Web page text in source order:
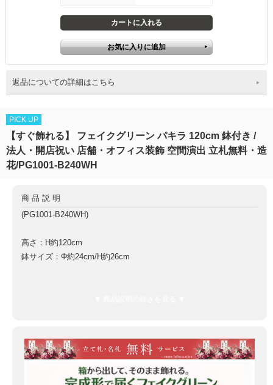
返品についての詳細はこちら
PICK UP
【すぐ飾れる】 フェイクグリーン パキラ 120cm 鉢付き /
法人・開店祝い 店舗・オフィス装飾 空間演出 立札無料・造
花/PG1001-B240WH
商品説明
(PG1001-B240WH)
高さ：H約120cm
鉢サイズ：Φ約24cm/H約26cm